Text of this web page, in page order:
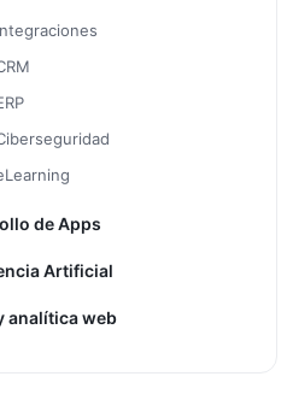
de Apps
Artificial
analítica web